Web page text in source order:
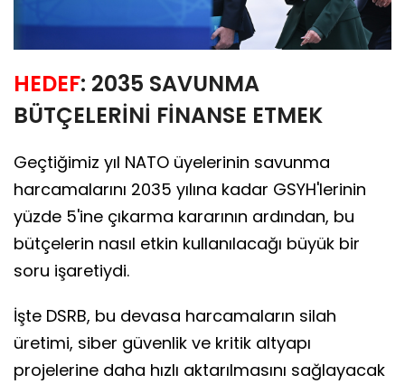
HEDEF: 2035 SAVUNMA
BÜTÇELERİNİ FİNANSE ETMEK
Geçtiğimiz yıl NATO üyelerinin savunma
harcamalarını 2035 yılına kadar GSYH'lerinin
yüzde 5'ine çıkarma kararının ardından, bu
bütçelerin nasıl etkin kullanılacağı büyük bir
soru işaretiydi.
İşte DSRB, bu devasa harcamaların silah
üretimi, siber güvenlik ve kritik altyapı
projelerine daha hızlı aktarılmasını sağlayacak